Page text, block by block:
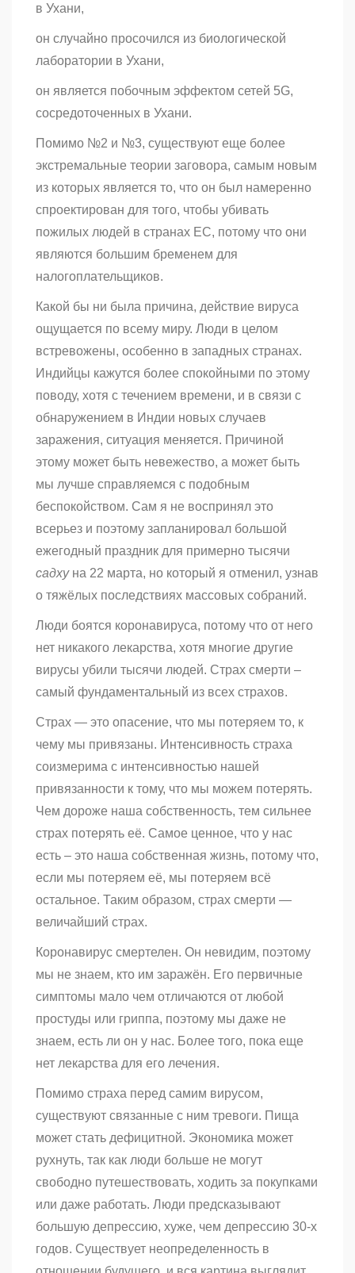
в Ухани,
он случайно просочился из биологической
лаборатории в Ухани,
он является побочным эффектом сетей 5G,
сосредоточенных в Ухани.
Помимо №2 и №3, существуют еще более
экстремальные теории заговора, самым новым
из которых является то, что он был намеренно
спроектирован для того, чтобы убивать
пожилых людей в странах ЕС, потому что они
являются большим бременем для
налогоплательщиков.
Какой бы ни была причина, действие вируса
ощущается по всему миру. Люди в целом
встревожены, особенно в западных странах.
Индийцы кажутся более спокойными по этому
поводу, хотя с течением времени, и в связи с
обнаружением в Индии новых случаев
заражения, ситуация меняется. Причиной
этому может быть невежество, а может быть
мы лучше справляемся с подобным
беспокойством. Сам я не воспринял это
всерьез и поэтому запланировал большой
ежегодный праздник для примерно тысячи
садхуна 22 марта, но который я отменил, узнав
о тяжёлых последствиях массовых собраний.
Люди боятся коронавируса, потому что от него
нет никакого лекарства, хотя многие другие
вирусы убили тысячи людей. Страх смерти –
самый фундаментальный из всех страхов.
Страх — это опасение, что мы потеряем то, к
чему мы привязаны. Интенсивность страха
соизмерима с интенсивностью нашей
привязанности к тому, что мы можем потерять.
Чем дороже наша собственность, тем сильнее
страх потерять её. Самое ценное, что у нас
есть – это наша собственная жизнь, потому что,
если мы потеряем её, мы потеряем всё
остальное. Таким образом, страх смерти —
величайший страх.
Коронавирус смертелен. Он невидим, поэтому
мы не знаем, кто им заражён. Его первичные
симптомы мало чем отличаются от любой
простуды или гриппа, поэтому мы даже не
знаем, есть ли он у нас. Более того, пока еще
нет лекарства для его лечения.
Помимо страха перед самим вирусом,
существуют связанные с ним тревоги. Пища
может стать дефицитной. Экономика может
рухнуть, так как люди больше не могут
свободно путешествовать, ходить за покупками
или даже работать. Люди предсказывают
большую депрессию, хуже, чем депрессию 30-х
годов. Существует неопределенность в